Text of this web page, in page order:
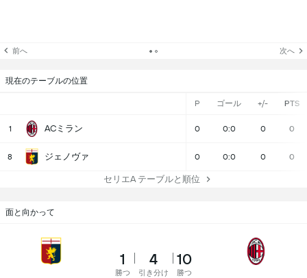
前へ 次へ
現在のテーブルの位置
P ゴール +/- PTS
1 ACミラン 0 0:0 0 0
8 ジェノヴァ 0 0:0 0 0
セリエA テーブルと順位
面と向かって
1
勝つ
4
引き分け
10
勝つ